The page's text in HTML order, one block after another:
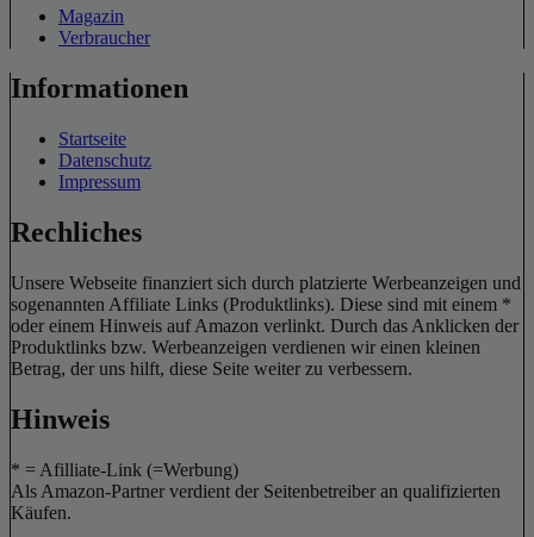
Magazin
Verbraucher
Informationen
Startseite
Datenschutz
Impressum
Rechliches
Unsere Webseite finanziert sich durch platzierte Werbeanzeigen und
sogenannten Affiliate Links (Produktlinks). Diese sind mit einem *
oder einem Hinweis auf Amazon verlinkt. Durch das Anklicken der
Produktlinks bzw. Werbeanzeigen verdienen wir einen kleinen
Betrag, der uns hilft, diese Seite weiter zu verbessern.
Hinweis
* = Afilliate-Link (=Werbung)
Als Amazon-Partner verdient der Seitenbetreiber an qualifizierten
Käufen.